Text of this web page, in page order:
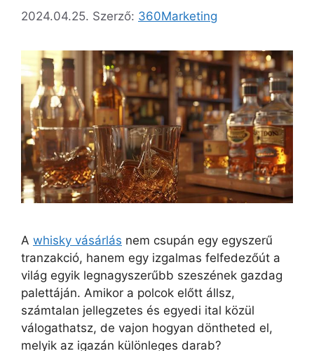
2024.04.25. Szerző: 360Marketing
A whisky vásárlás nem csupán egy egyszerű
tranzakció, hanem egy izgalmas felfedezőút a
világ egyik legnagyszerűbb szeszének gazdag
palettáján. Amikor a polcok előtt állsz,
számtalan jellegzetes és egyedi ital közül
válogathatsz, de vajon hogyan döntheted el,
melyik az igazán különleges darab?